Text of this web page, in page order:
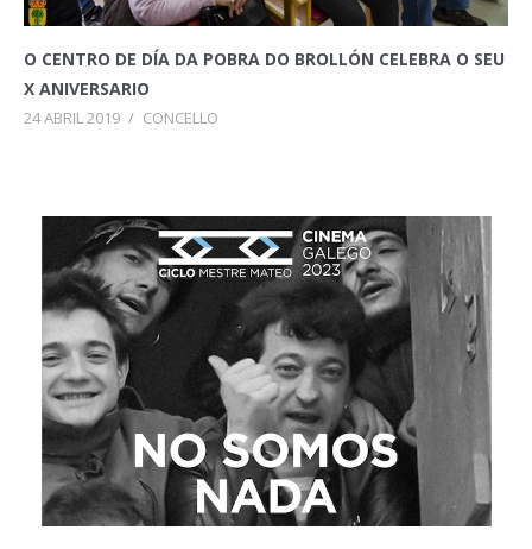
O CENTRO DE DÍA DA POBRA DO BROLLÓN CELEBRA O SEU
X ANIVERSARIO
24 ABRIL 2019 / CONCELLO